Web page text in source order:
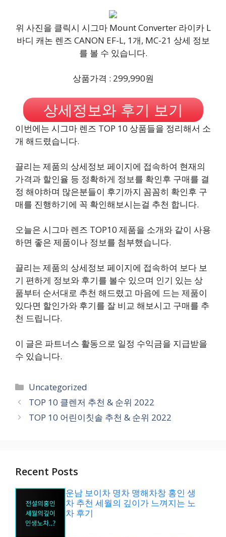
위 사진을 클릭시 시그마 Mount Converter 라이카 L
바디 캐논 렌즈 CANON EF-L, 1개, MC-21 상세 정보
를 볼 수 있습니다.
상품가격 : 299,990원
상세정보와 후기 보기
이번에는 시그마 렌즈 TOP 10 상품들을 정리해서 소
개 해드렸습니다.
끌리는 제품의 상세정보 페이지에 접속하여 현재의
가격과 할인율 등 정확하게 정보를 확인후 구매를 결
정 해야하며 많은분들이 후기까지 꼼꼼히 확인후 구
매를 진행하기에 꼭 확인해보시는걸 추천 합니다.
오늘은 시그마 렌즈 TOP10 제품을 소개와 같이 사용
하면 좋은 제품이나 정보를 첨부했습니다.
끌리는 제품의 상세정보 페이지에 접속하여 보다 보
기 편하게 정보와 후기를 볼수 있으며 인기 있는 상
품부터 순서대로 추천 해드렸고 마음에 드는 제품이
있다면 할인가와 후기를 잘 비교 해보시고 구매를 추
천 드립니다.
이 글은 파트너스 활동으로 일정 수익금을 지급받을
수 있습니다.
카
테
리
Uncategorized
TOP 10 클렌저 추천 & 순위 2022
TOP 10 어린이칫솔 추천 & 순위 2022
Recent Posts
운남 보이차 명차 맹해차창 홍인 생
차 추천 세월의 깊이가 느껴지는 노
차 후기